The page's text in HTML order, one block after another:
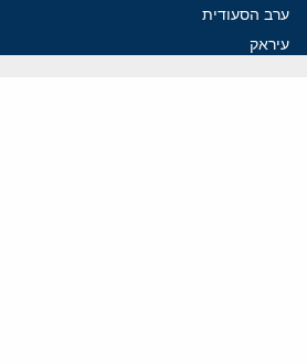
ערב הסעודית
עיראק
פרסומים אחרונים